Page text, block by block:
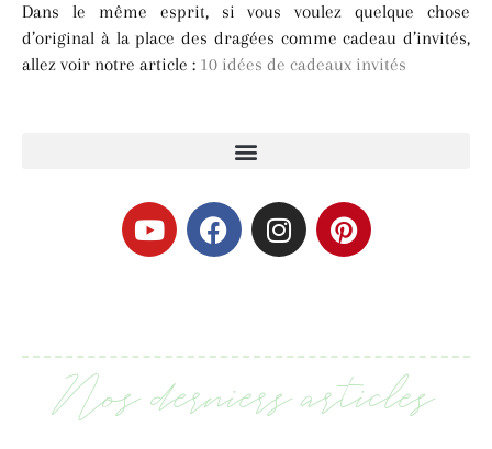
Dans le même esprit, si vous voulez quelque chose
d’original à la place des dragées comme cadeau d’invités,
allez voir notre article : 10 idées de cadeaux invités
Nos derniers articles